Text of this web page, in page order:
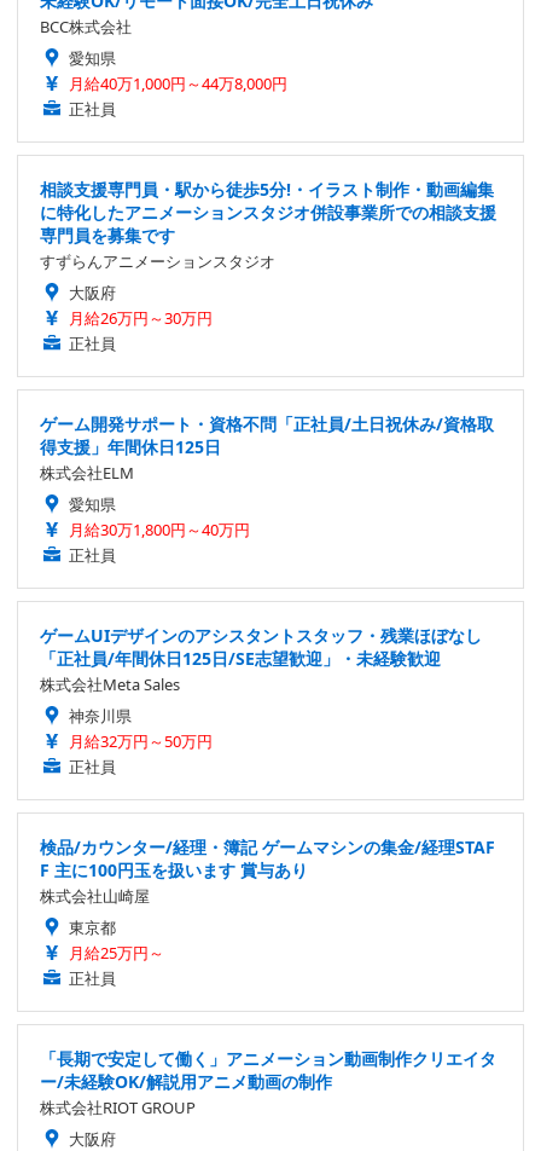
BCC株式会社
愛知県
月給40万1,000円～44万8,000円
正社員
相談支援専門員・駅から徒歩5分!・イラスト制作・動画編集
に特化したアニメーションスタジオ併設事業所での相談支援
専門員を募集です
すずらんアニメーションスタジオ
大阪府
月給26万円～30万円
正社員
ゲーム開発サポート・資格不問「正社員/土日祝休み/資格取
得支援」年間休日125日
株式会社ELM
愛知県
月給30万1,800円～40万円
正社員
ゲームUIデザインのアシスタントスタッフ・残業ほぼなし
「正社員/年間休日125日/SE志望歓迎」・未経験歓迎
株式会社Meta Sales
神奈川県
月給32万円～50万円
正社員
検品/カウンター/経理・簿記 ゲームマシンの集金/経理STAF
F 主に100円玉を扱います 賞与あり
株式会社山崎屋
東京都
月給25万円～
正社員
「長期で安定して働く」アニメーション動画制作クリエイタ
ー/未経験OK/解説用アニメ動画の制作
株式会社RIOT GROUP
大阪府